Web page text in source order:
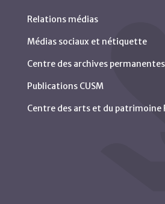
Relations médias
Médias sociaux et nétiquette
Centre des archives permanentes
Publications CUSM
Centre des arts et du patrimoine